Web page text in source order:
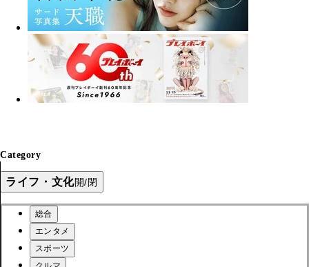
Category
ライフ・文化開/閉
総合
エンタメ
スポーツ